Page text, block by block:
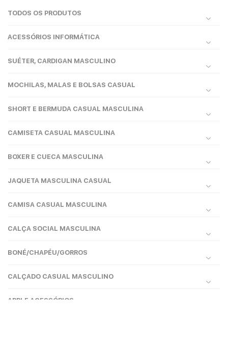
TODOS OS PRODUTOS
ACESSÓRIOS INFORMÁTICA
SUÉTER, CARDIGAN MASCULINO
MOCHILAS, MALAS E BOLSAS CASUAL
SHORT E BERMUDA CASUAL MASCULINA
CAMISETA CASUAL MASCULINA
BOXER E CUECA MASCULINA
JAQUETA MASCULINA CASUAL
CAMISA CASUAL MASCULINA
CALÇA SOCIAL MASCULINA
BONÉ/CHAPÉU/GORROS
CALÇADO CASUAL MASCULINO
APPLE ACESSÓRIOS